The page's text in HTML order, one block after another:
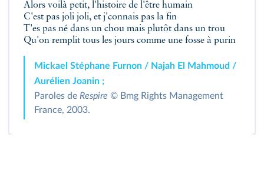
Alors voilà petit, l'histoire de l'être humain
C'est pas joli joli, et j'connais pas la fin
T'es pas né dans un chou mais plutôt dans un trou
Qu'on remplit tous les jours comme une fosse à purin
Mickael Stéphane Furnon / Najah El Mahmoud /
Aurélien Joanin ;
Paroles de Respire © Bmg Rights Management
France, 2003.